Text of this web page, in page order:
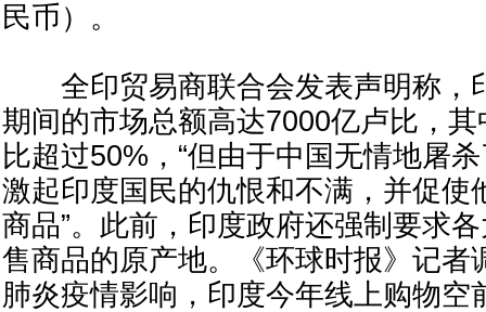
民币）。
全印贸易商联合会发表声明称，
期间的市场总额高达7000亿卢比，
比超过50%，“但由于中国无情地屠
激起印度国民的仇恨和不满，并促使
商品”。此前，印度政府还强制要求
售商品的原产地。《环球时报》记者
肺炎疫情影响，印度今年线上购物空